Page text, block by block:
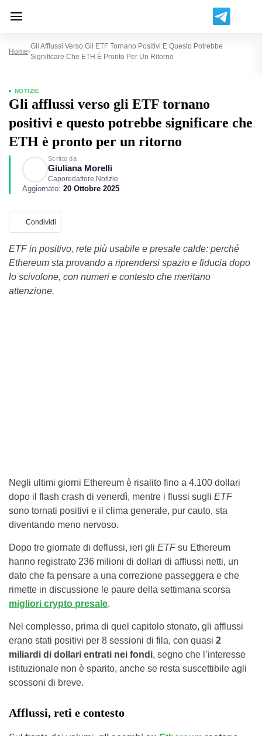
Home
Gli Afflussi Verso Gli ETF Tornano Positivi E Questo Potrebbe
Significare Che ETH È Pronto Per Un Ritorno
NOTIZIE
Gli afflussi verso gli ETF tornano
positivi e questo potrebbe significare che
ETH è pronto per un ritorno
Scritto da
Giuliana Morelli
Caporedattore Notizie
Aggiornato: 20 Ottobre 2025
Condividi
ETF in positivo, rete più usabile e presale calde: perché
Ethereum sta provando a riprendersi spazio e fiducia dopo
lo scivolone, con numeri e contesto che meritano
attenzione.
Negli ultimi giorni Ethereum è risalito fino a 4.100 dollari
dopo il flash crash di venerdì, mentre i flussi sugli ETF
sono tornati positivi e il clima generale, pur cauto, sta
diventando meno nervoso.
Dopo tre giornate di deflussi, ieri gli ETFsu Ethereum
hanno registrato 236 milioni di dollari di afflussi netti, un
dato che fa pensare a una correzione passeggera e che
rimette in discussione le paure della settimana scorsa
migliori crypto presale.
Nel complesso, prima di quel capitolo stonato, gli afflussi
erano stati positivi per 8 sessioni di fila, con quasi 2
miliardi di dollari entrati nei fondi, segno che l’interesse
istituzionale non è sparito, anche se resta suscettibile agli
scossoni di breve.
Afflussi, reti e contesto